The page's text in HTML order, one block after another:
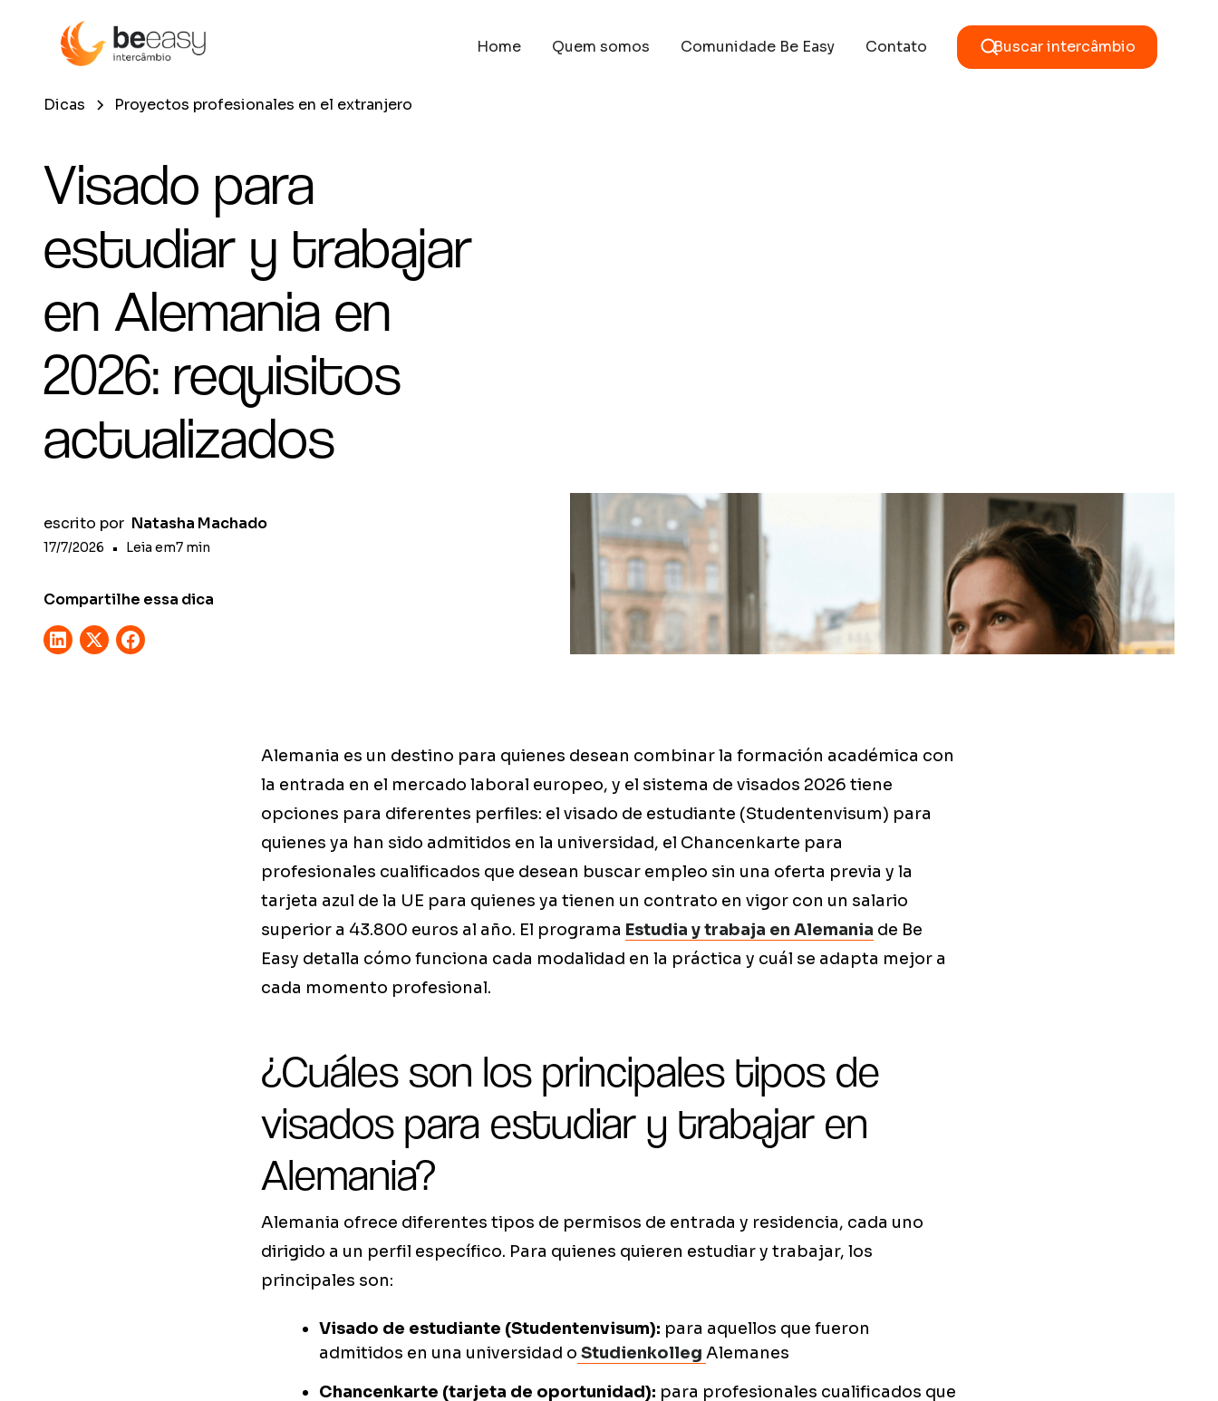
Home Quem somos Comunidade Be Easy Contato Buscar intercâmbio
Dicas Proyectos profesionales en el extranjero
Visado para
estudiar y trabajar
en Alemania en
2026: requisitos
actualizados
escrito por Natasha Machado
17/7/2026 • Leia em7 min
Compartilhe essa dica
Alemania es un destino para quienes desean combinar la formación académica con
la entrada en el mercado laboral europeo, y el sistema de visados 2026 tiene
opciones para diferentes perfiles: el visado de estudiante (Studentenvisum) para
quienes ya han sido admitidos en la universidad, el Chancenkarte para
profesionales cualificados que desean buscar empleo sin una oferta previa y la
tarjeta azul de la UE para quienes ya tienen un contrato en vigor con un salario
superior a 43.800 euros al año. El programa Estudia y trabaja en Alemania de Be
Easy detalla cómo funciona cada modalidad en la práctica y cuál se adapta mejor a
cada momento profesional.
¿Cuáles son los principales tipos de
visados para estudiar y trabajar en
Alemania?
Alemania ofrece diferentes tipos de permisos de entrada y residencia, cada uno
dirigido a un perfil específico. Para quienes quieren estudiar y trabajar, los
principales son:
Visado de estudiante (Studentenvisum): para aquellos que fueron
admitidos en una universidad o Studienkolleg Alemanes
Chancenkarte (tarjeta de oportunidad): para profesionales cualificados que